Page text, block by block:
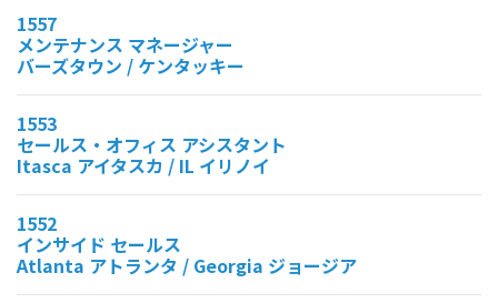
1557
メンテナンス マネージャー
バーズタウン / ケンタッキー
1553
セールス・オフィス アシスタント
Itasca アイタスカ / IL イリノイ
1552
インサイド セールス
Atlanta アトランタ / Georgia ジョージア